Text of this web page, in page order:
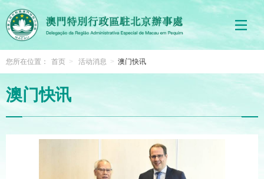
您所在位置： 首页 > 活动消息 > 澳门快讯
澳门快讯